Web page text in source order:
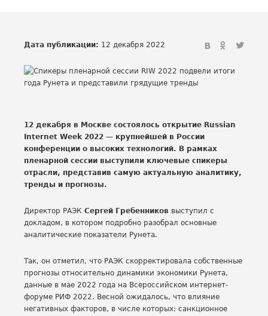
Дата публикации: 12 декабря 2022
12 декабря в Москве состоялось открытие Russian
Internet Week 2022 — крупнейшей в России
конференции о высоких технологий. В рамках
пленарной сессии выступили ключевые спикеры
отрасли, представив самую актуальную аналитику,
тренды и прогнозы.
Директор РАЭК Сергей Гребенников выступил с
докладом, в котором подробно разобрал основные
аналитические показатели Рунета.
Так, он отметил, что РАЭК скорректировала собственные
прогнозы относительно динамики экономики Рунета,
данные в мае 2022 года на Всероссийском интернет-
форуме РИФ 2022. Весной ожидалось, что влияние
негативных факторов, в числе которых: санкционное